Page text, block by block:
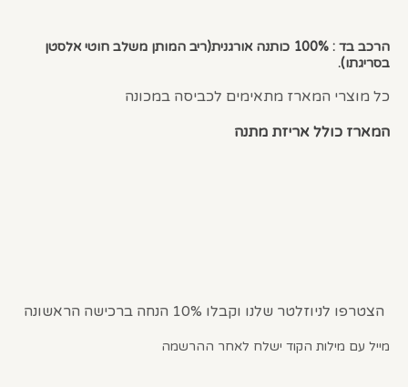
הרכב בד : 100% כותנה אורגנית(ריב המותן משלב חוטי אלסטן
בסריגתו).
כל מוצרי המארז מתאימים לכביסה במכונה
המארז כולל אריזת מתנה
הצטרפו לניוזלטר שלנו וקבלו 10% הנחה ברכישה הראשונה
מייל עם מילות הקוד ישלח לאחר ההרשמה